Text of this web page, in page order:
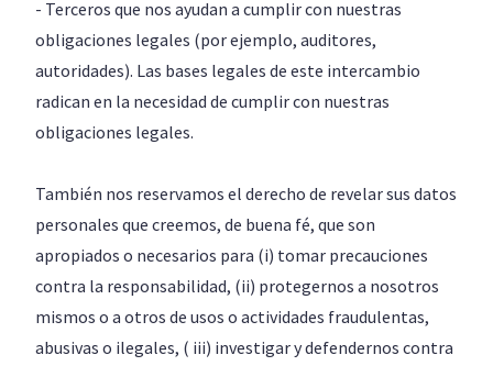
- Terceros que nos ayudan a cumplir con nuestras
obligaciones legales (por ejemplo, auditores,
autoridades). Las bases legales de este intercambio
radican en la necesidad de cumplir con nuestras
obligaciones legales.
También nos reservamos el derecho de revelar sus datos
personales que creemos, de buena fé, que son
apropiados o necesarios para (i) tomar precauciones
contra la responsabilidad, (ii) protegernos a nosotros
mismos o a otros de usos o actividades fraudulentas,
abusivas o ilegales, ( iii) investigar y defendernos contra